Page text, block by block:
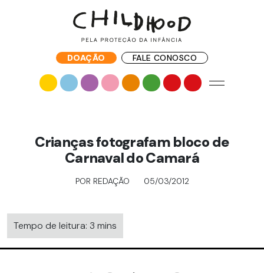
DOAÇÃO FALE CONOSCO
Crianças fotografam bloco de
Carnaval do Camará
POR REDAÇÃO 05/03/2012
Tempo de leitura: 3 mins